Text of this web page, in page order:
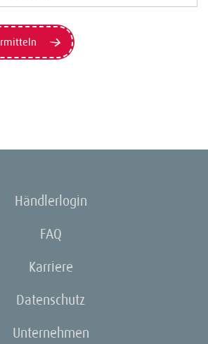
Händlerlogin
FAQ
Karriere
Datenschutz
Unternehmen